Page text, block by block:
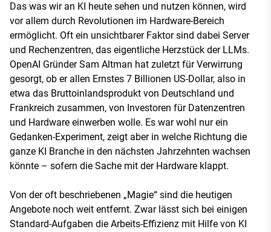
Das was wir an KI heute sehen und nutzen können, wird
vor allem durch Revolutionen im Hardware-Bereich
ermöglicht. Oft ein unsichtbarer Faktor sind dabei Server
und Rechenzentren, das eigentliche Herzstück der LLMs.
OpenAI Gründer Sam Altman hat zuletzt für Verwirrung
gesorgt, ob er allen Ernstes 7 Billionen US-Dollar, also in
etwa das Bruttoinlandsprodukt von Deutschland und
Frankreich zusammen, von Investoren für Datenzentren
und Hardware einwerben wolle. Es war wohl nur ein
Gedanken-Experiment, zeigt aber in welche Richtung die
ganze KI Branche in den nächsten Jahrzehnten wachsen
könnte – sofern die Sache mit der Hardware klappt.
Von der oft beschriebenen „Magie“ sind die heutigen
Angebote noch weit entfernt. Zwar lässt sich bei einigen
Standard-Aufgaben die Arbeits-Effizienz mit Hilfe von KI